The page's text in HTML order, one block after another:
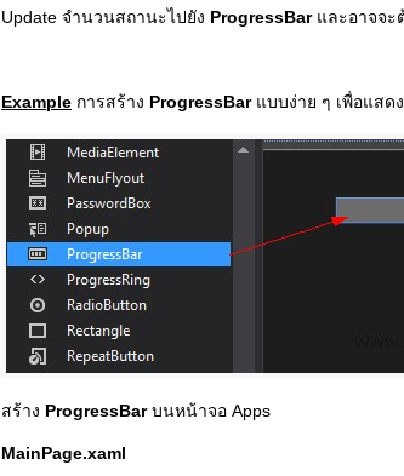
Update จำนวนสถานะไปยัง ProgressBar และอาจจะ
Example การสร้าง ProgressBar แบบง่าย ๆ เพื่อแสด
สร้าง ProgressBarบนหน้าจอ Apps
MainPage.xaml